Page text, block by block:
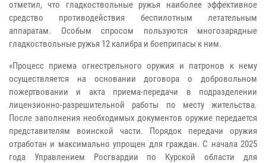
отметил, что гладкоствольные ружья наиболее эффективное
средство противодействия беспилотным летательным
аппаратам. Особым спросом пользуются многозарядные
гладкоствольные ружья 12 калибра и боеприпасы к ним.
«Процесс приема огнестрельного оружия и патронов к нему
осуществляется на основании договора о добровольном
пожертвовании и акта приема-передачи в подразделении
лицензионно-разрешительной работы по месту жительства.
После заполнения необходимых документов оружие передается
представителям воинской части. Порядок передачи оружия
отработан и максимально упрощен для граждан. С начала 2025
года Управлением Росгвардии по Курской области для